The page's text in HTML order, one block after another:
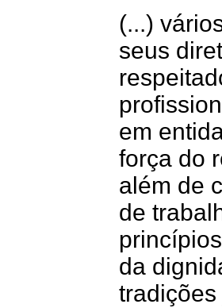
(...)
seus
em
força do
além de
de
da